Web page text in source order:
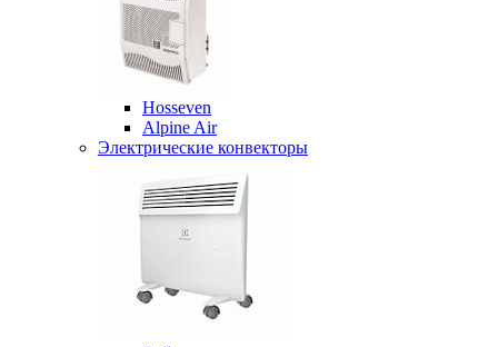
Hosseven
Alpine Air
Электрические конвекторы